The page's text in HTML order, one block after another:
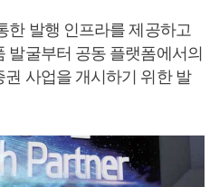
한 발행 인프라를 제공하고
발굴부터 공동 플랫폼에서의
사업을 개시하기 위한 발